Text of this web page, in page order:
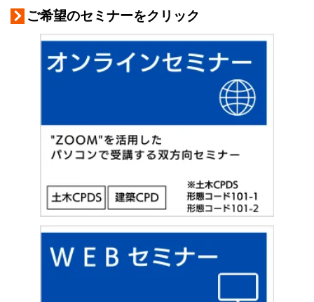
ご希望のセミナーをクリック